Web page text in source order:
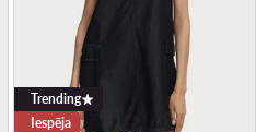
Trending
Iespēja